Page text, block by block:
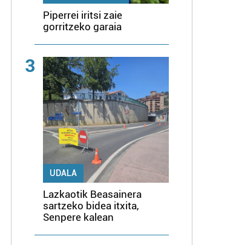
Piperrei iritsi zaie
gorritzeko garaia
3
UDALA
Lazkaotik Beasainera
sartzeko bidea itxita,
Senpere kalean